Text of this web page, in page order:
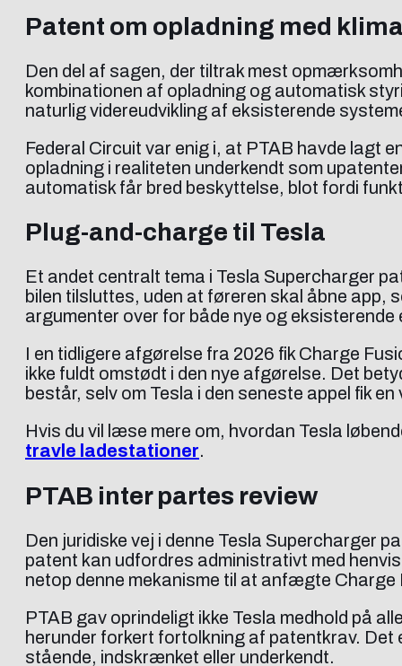
Patent om opladning med
Den del af sagen, der tiltrak mest
kombinationen af opladning og automatisk
naturlig videreudvikling af eksisterende
Federal Circuit var enig i, at PTAB havde lagt
opladning i realiteten underkendt som
automatisk får bred beskyttelse, blot fordi
Plug-and-charge til Tesla
Et andet centralt tema i Tesla Supercharger
bilen tilsluttes, uden at føreren skal åbne app,
argumenter over for både nye og eksisterende
I en tidligere afgørelse fra 2026 fik Charge
ikke fuldt omstødt i den nye afgørelse. Det
består, selv om Tesla i den seneste appel fik
Hvis du vil læse mere om, hvordan Tesla
travle ladestationer.
PTAB inter partes review
Den juridiske vej i denne Tesla Supercharger
patent kan udfordres administrativt med
netop denne mekanisme til at anfægte
PTAB gav oprindeligt ikke Tesla medhold på
herunder forkert fortolkning af patentkrav.
stående, indskrænket eller underkendt.